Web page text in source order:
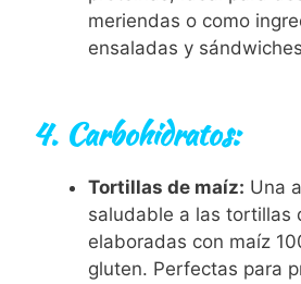
meriendas o como
ensaladas y
4. Carbohidratos:
Tortillas de maíz: Una
saludable a las tortillas
elaboradas con maíz
gluten. Perfectas para